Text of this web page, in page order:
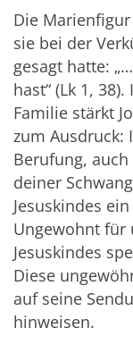
Die
sie bei der
gesagt hatte:
hast“ (Lk 1,
Familie stärkt
zum Ausdruck:
Berufung,
deiner
Jesuskindes
Ungewohnt für
Jesuskindes
Diese
auf seine
hinweisen.